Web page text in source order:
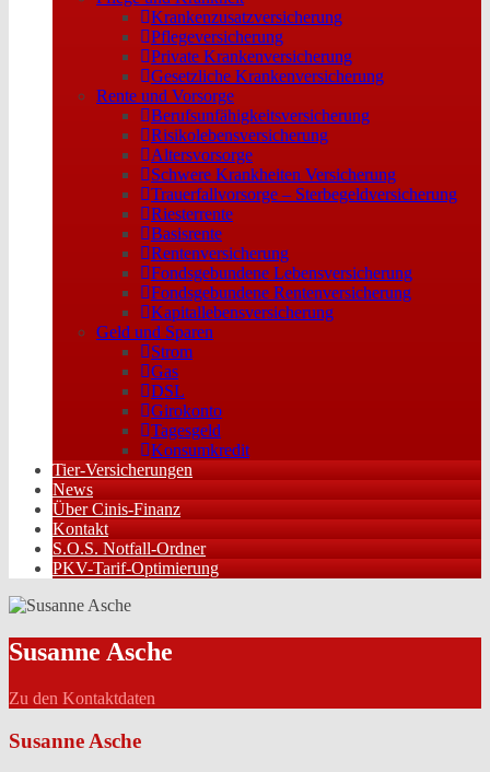
Krankenzusatzversicherung
Pflegeversicherung
Private Krankenversicherung
Gesetzliche Krankenversicherung
Rente und Vorsorge
Berufs­unfähigkeitsversicherung
Risikolebensversicherung
Altersvorsorge
Schwere Krankheiten Versicherung
Trauerfallvorsorge – Sterbegeldversicherung
Riesterrente
Basisrente
Rentenversicherung
Fondsgebundene Lebensversicherung
Fondsgebundene Rentenversicherung
Kapitallebensversicherung
Geld und Sparen
Strom
Gas
DSL
Girokonto
Tagesgeld
Konsumkredit
Tier-Versicherungen
News
Über Cinis-Finanz
Kontakt
S.O.S. Notfall-Ordner
PKV-Tarif-Optimierung
Susanne Asche
Zu den Kontaktdaten
Susanne Asche